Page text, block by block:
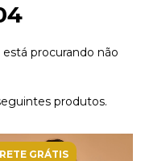
procurando não
produtos.
GRÁTIS